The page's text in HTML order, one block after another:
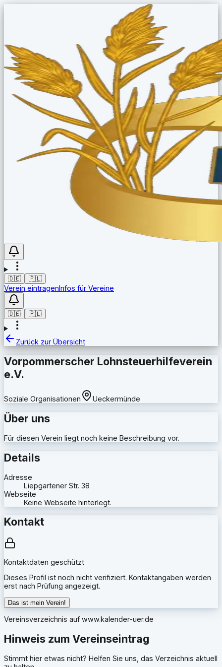
🇩🇪 🇵🇱
Verein eintragenInfos für Vereine
🇩🇪 🇵🇱
Zurück zur Übersicht
Vorpommerscher Lohnsteuerhilfeverein
e.V.
Soziale Organisationen Ueckermünde
Über uns
Für diesen Verein liegt noch keine Beschreibung vor.
Details
Adresse
Liepgartener Str. 38
Webseite
Keine Webseite hinterlegt.
Kontakt
Kontaktdaten geschützt
Dieses Profil ist noch nicht verifiziert. Kontaktangaben werden
erst nach Prüfung angezeigt.
Das ist mein Verein!
Vereinsverzeichnis auf www.kalender-uer.de
Hinweis zum Vereinseintrag
Stimmt hier etwas nicht? Helfen Sie uns, das Verzeichnis aktuell